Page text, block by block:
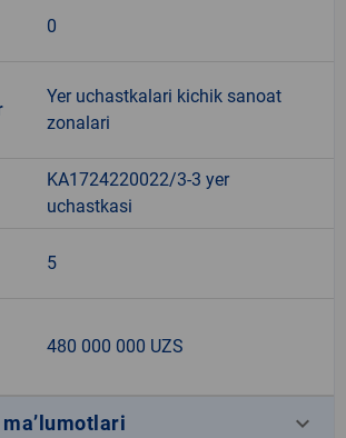
0
Yer uchastkalari kichik sanoat
zonalari
KA1724220022/3-3 yer
uchastkasi
5
480 000 000 UZS
keyboard_arrow_down